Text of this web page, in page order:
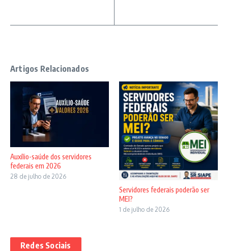
Artigos Relacionados
Auxílio-saúde dos servidores
federais em 2026
28 de julho de 2026
Servidores federais poderão ser
MEI?
1 de julho de 2026
Redes Sociais